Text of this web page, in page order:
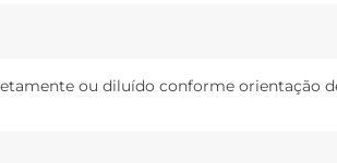
ou diluído conforme orientação